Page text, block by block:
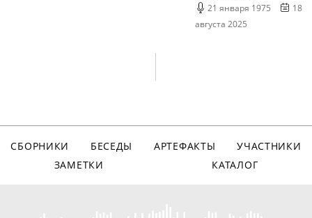
21 января 1975
18
августа 2025
СБОРНИКИ БЕСЕДЫ АРТЕФАКТЫ
УЧАСТНИКИ
ЗАМЕТКИ
КАТАЛОГ